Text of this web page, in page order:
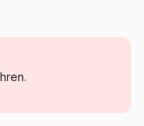
Schiffe und Boote